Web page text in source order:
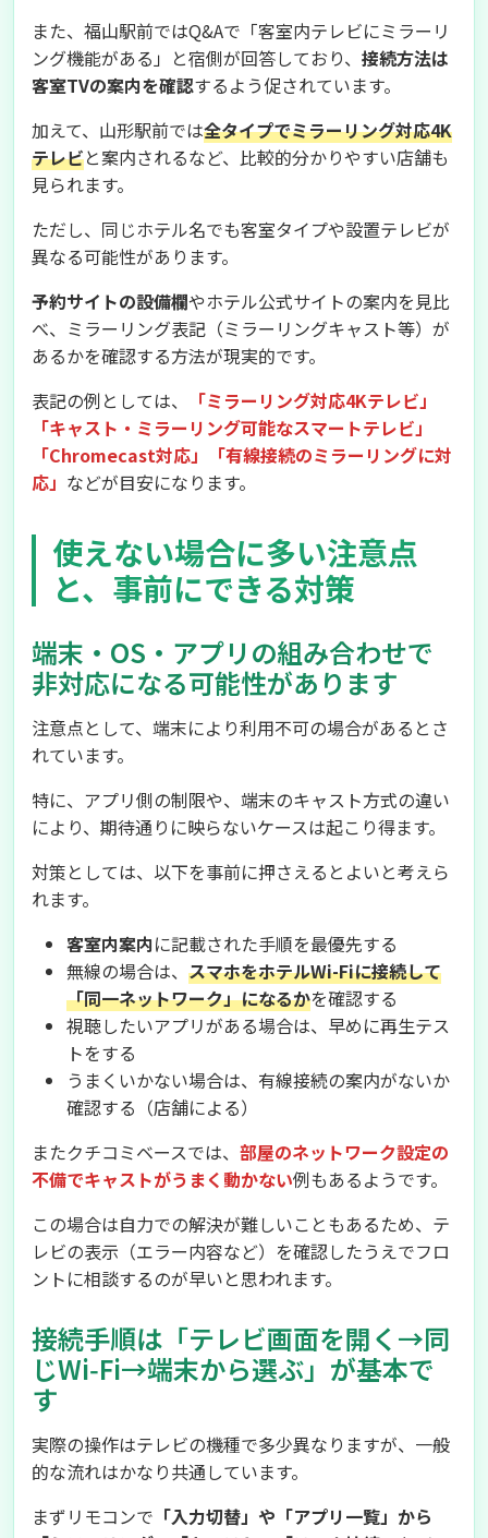
また、福山駅前ではQ&Aで「客室内テレビにミラーリ
ング機能がある」と宿側が回答しており、 接続方法は
客室TVの案内を確認するよう促されています。
加えて、山形駅前では全タイプでミラーリング対応4K
テレビと案内されるなど、比較的分かりやすい店舗も
見られます。
ただし、同じホテル名でも客室タイプや設置テレビが
異なる可能性があります。
予約サイトの設備欄やホテル公式サイトの案内を見比
べ、ミラーリング表記（ミラーリングキャスト等）が
あるかを確認する方法が現実的です。
表記の例としては、
「ミラーリング対応4Kテレビ」
「キャスト・ミラーリング可能なスマートテレビ」
「Chromecast対応」「有線接続のミラーリングに対
応」 などが目安になります。
使えない場合に多い注意点
と、事前にできる対策
端末・OS・アプリの組み合わせで
非対応になる可能性があります
注意点として、端末により利用不可の場合があるとさ
れています。
特に、アプリ側の制限や、端末のキャスト方式の違い
により、期待通りに映らないケースは起こり得ます。
対策としては、以下を事前に押さえるとよいと考えら
れます。
客室内案内に記載された手順を最優先する
無線の場合は、 スマホをホテルWi-Fiに接続して
「同一ネットワーク」になるかを確認する
視聴したいアプリがある場合は、早めに再生テス
トをする
うまくいかない場合は、有線接続の案内がないか
確認する（店舗による）
またクチコミベースでは、 部屋のネットワーク設定の
不備でキャストがうまく動かない例もあるようです。
この場合は自力での解決が難しいこともあるため、テ
レビの表示（エラー内容など）を確認したうえでフロ
ントに相談するのが早いと思われます。
接続手順は「テレビ画面を開く→同
じWi‑Fi→端末から選ぶ」が基本で
す
実際の操作はテレビの機種で多少異なりますが、一般
的な流れはかなり共通しています。
まずリモコンで 「入力切替」や「アプリ一覧」から